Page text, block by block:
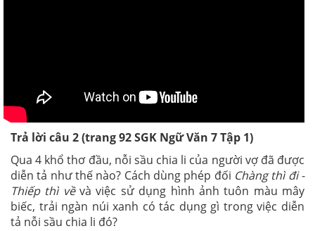
Trả lời câu 2 (trang 92SGK Ngữ Văn 7 Tập 1)
Qua 4 khổ thơ đầu, nỗi sầu chia li của người vợ đã được
diễn tả như thế nào? Cách dùng phép đối Chàng thì đi -
Thiếp thì vềvà việc sử dụng hình ảnh tuôn màu mây
biếc, trải ngàn núi xanh có tác dụng gì trong việc diễn
tả nỗi sầu chia li đó?